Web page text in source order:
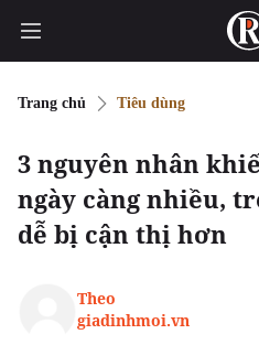
Trang chủ Tiêu dùng
3 nguyên nhân
ngày càng nhiều,
dễ bị cận thị hơn
Theo
giadinhmoi.vn